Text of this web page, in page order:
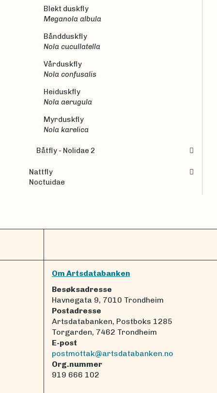
Blekt duskfly
Meganola albula
Båndduskfly
Nola cucullatella
Vårduskfly
Nola confusalis
Heiduskfly
Nola aerugula
Myrduskfly
Nola karelica
Båtfly - Nolidae 2
Nattfly
Noctuidae
Om Artsdatabanken
Besøksadresse
Havnegata 9, 7010 Trondheim
Postadresse
Artsdatabanken, Postboks 1285
Torgarden, 7462 Trondheim
E-post
postmottak@artsdatabanken.no
Org.nummer
919 666 102